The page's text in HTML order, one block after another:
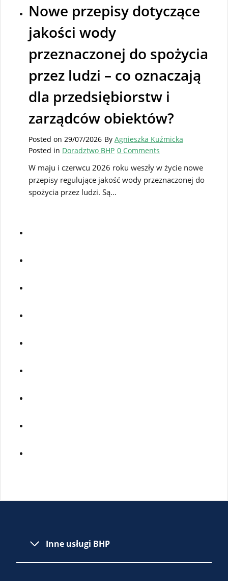
Nowe przepisy dotyczące
jakości wody
przeznaczonej do spożycia
przez ludzi – co oznaczają
dla przedsiębiorstw i
zarządców obiektów?
Posted on 29/07/2026 By Agnieszka Kuźmicka
Posted in Doradztwo BHP 0 Comments
W maju i czerwcu 2026 roku weszły w życie nowe
przepisy regulujące jakość wody przeznaczonej do
spożycia przez ludzi. Są…
Inne usługi BHP